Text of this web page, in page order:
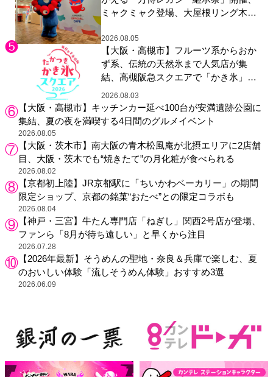
ミャクミャク登場、大屋根リング木材
展示も
2026.08.05
【大阪・高槻市】フルーツ系からおか
ず系、伝統の天然氷まで人気店が集
結、高槻阪急スクエアで「かき氷」祭
り
2026.08.03
【大阪・高槻市】キッチンカー延べ100台が安満遺跡公園に
集結、夏の夜を満喫する4日間のグルメイベント
2026.08.05
【大阪・茨木市】南大阪の青木松風庵が北摂エリアに2店舗
目、大阪・茨木でも“焼きたて”の月化粧が食べられる
2026.08.02
【京都初上陸】JR京都駅に「ちいかわベーカリー」の期間
限定ショップ、京都の銘菓“おたべ”との限定コラボも
2026.08.04
【神戸・三宮】牛たん専門店「ねぎし」関西2号店が登場、
ファンら「8月が待ち遠しい」と早くから注目
2026.07.28
【2026年最新】そうめんの聖地・奈良＆兵庫で楽しむ、夏
のおいしい体験「流しそうめん体験」おすすめ3選
2026.06.09